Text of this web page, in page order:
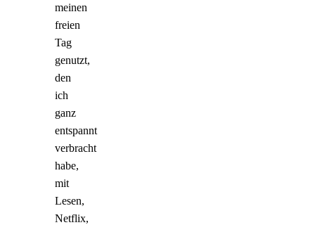
meinen
freien
Tag
genutzt,
den
ich
ganz
entspannt
verbracht
habe,
mit
Lesen,
Netflix,